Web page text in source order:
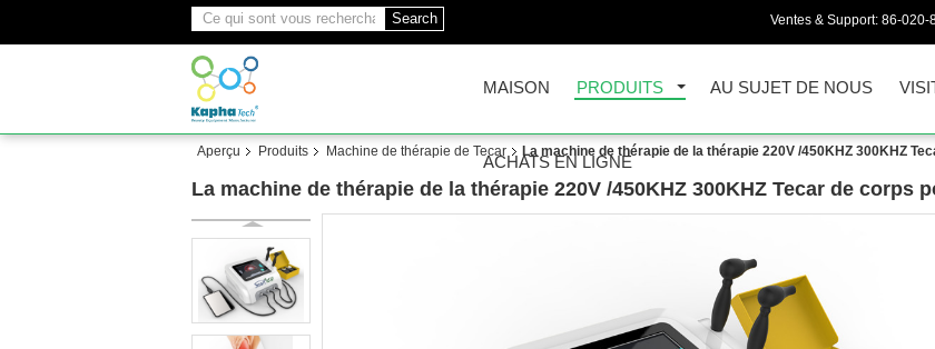
Search Ventes & Support: 86-020-
MAISON PRODUITS AU SUJET DE NOUS
ACHATS EN LIGNE
Aperçu Produits Machine de thérapie de Tecar La machine de thérapie de la thérapie 220V /450KHZ 300KHZ
La machine de thérapie de la thérapie 220V /450KHZ 300KHZ Tecar de corps